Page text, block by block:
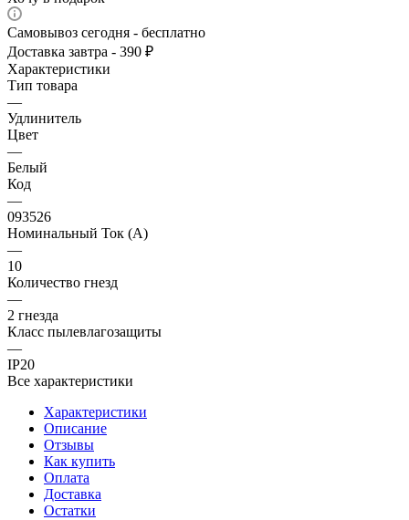
Самовывоз сегодня - бесплатно
Доставка завтра - 390 ₽
Характеристики
Тип товара
—
Удлинитель
Цвет
—
Белый
Код
—
093526
Номинальный Ток (A)
—
10
Количество гнезд
—
2 гнезда
Класс пылевлагозащиты
—
IP20
Все характеристики
Характеристики
Описание
Отзывы
Как купить
Оплата
Доставка
Остатки